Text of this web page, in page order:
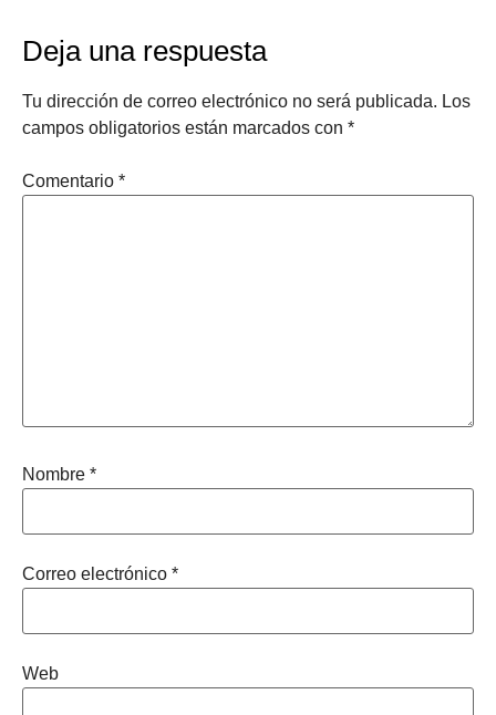
Deja una respuesta
Tu dirección de correo electrónico no será publicada. Los
campos obligatorios están marcados con *
Comentario *
Nombre *
Correo electrónico *
Web